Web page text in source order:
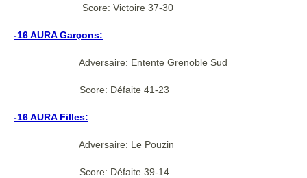
Score: Victoire 37-30
-16 AURA Garçons:
Adversaire: Entente Grenoble Sud
Score: Défaite 41-23
-16 AURA Filles:
Adversaire: Le Pouzin
Score: Défaite 39-14